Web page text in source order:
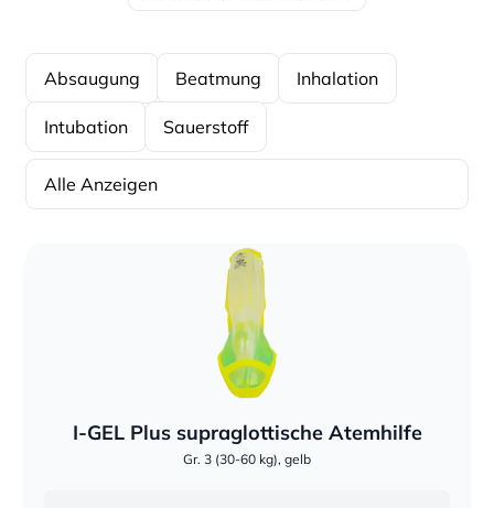
Absaugung Beatmung Inhalation
Intubation Sauerstoff
Alle Anzeigen
I-GEL Plus supraglottische Atemhilfe
Gr. 3 (30-60 kg), gelb